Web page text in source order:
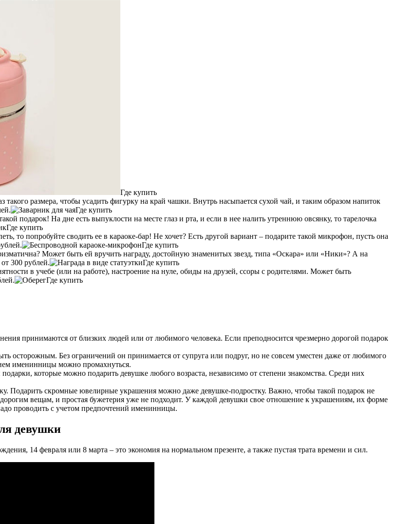
Где купить
размера, чтобы усадить фигурку на край чашки. Внутрь насыпается сухой чай, и таким образом напиток
Где купить
подарок! На дне есть выпуклости на месте глаз и рта, и если в нее налить утреннюю овсянку, то тарелочка
Где купить
то попробуйте сводить ее в караоке-бар! Не хочет? Есть другой вариант – подарите такой микрофон, пусть она
Где купить
Может быть ей вручить награду, достойную знаменитых звезд, типа «Оскара» или «Ники»? А на
300 рублей.
Где купить
в учебе (или на работе), настроение на нуле, обиды на друзей, ссоры с родителями. Может быть
Где купить
принимаются от близких людей или от любимого человека. Если преподносится чрезмерно дорогой подарок
осторожным. Без ограничений он принимается от супруга или подруг, но не совсем уместен даже от любимого
именинницы можно промахнуться.
которые можно подарить девушке любого возраста, независимо от степени знакомства. Среди них
Подарить скромные ювелирные украшения можно даже девушке-подростку. Важно, чтобы такой подарок не
вещам, и простая бужетерия уже не подходит. У каждой девушки свое отношение к украшениям, их форме
проводить с учетом предпочтений именинницы.
девушки
14 февраля или 8 марта – это экономия на нормальном презенте, а также пустая трата времени и сил.